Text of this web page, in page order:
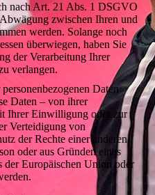
nach Art. 21 Abs. 1 DSGVO
zwischen Ihren und
werden. Solange noch
überwiegen, haben Sie
der Verarbeitung Ihrer
verlangen.
Daten
Daten – von ihrer
Ihrer Einwilligung oder zur
Verteidigung von
der Rechte einer anderen
oder aus Gründen eines
der Europäischen Union oder